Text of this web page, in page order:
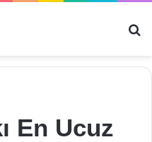
En Ucuz